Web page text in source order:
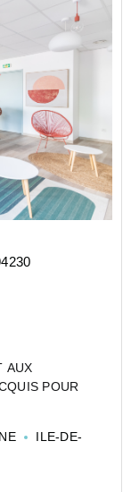
AUX
POUR
À CACHAN -
ILE-DE-